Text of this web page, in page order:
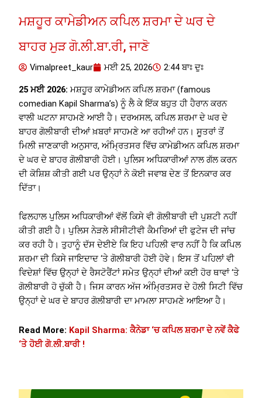
ਮਸ਼ਹੂਰ ਕਾਮੇਡੀਅਨ ਕਪਿਲ ਸ਼ਰਮਾ ਦੇ ਘਰ ਦੇ
ਬਾਹਰ ਮੁੜ ਗੋ.ਲੀ.ਬਾ.ਰੀ, ਜਾਣੋ
Vimalpreet_kaur ਮਈ 25, 2026 2:44 ਬਾਃ ਦੁਃ
25 ਮਈ 2026: ਮਸ਼ਹੂਰ ਕਾਮੇਡੀਅਨ ਕਪਿਲ ਸ਼ਰਮਾ (famous
comedian Kapil Sharma’s) ਨੂੰ ਲੈ ਕੇ ਇੱਕ ਬਹੁਤ ਹੀ ਹੈਰਾਨ ਕਰਨ
ਵਾਲੀ ਘਟਨਾ ਸਾਹਮਣੇ ਆਈ ਹੈ। ਦਰਅਸਲ, ਕਪਿਲ ਸ਼ਰਮਾ ਦੇ ਘਰ ਦੇ
ਬਾਹਰ ਗੋਲੀਬਾਰੀ ਦੀਆਂ ਖ਼ਬਰਾਂ ਸਾਹਮਣੇ ਆ ਰਹੀਆਂ ਹਨ। ਸੂਤਰਾਂ ਤੋਂ
ਮਿਲੀ ਜਾਣਕਾਰੀ ਅਨੁਸਾਰ, ਅੰਮ੍ਰਿਤਸਰ ਵਿੱਚ ਕਾਮੇਡੀਅਨ ਕਪਿਲ ਸ਼ਰਮਾ
ਦੇ ਘਰ ਦੇ ਬਾਹਰ ਗੋਲੀਬਾਰੀ ਹੋਈ। ਪੁਲਿਸ ਅਧਿਕਾਰੀਆਂ ਨਾਲ ਗੱਲ ਕਰਨ
ਦੀ ਕੋਸ਼ਿਸ਼ ਕੀਤੀ ਗਈ ਪਰ ਉਨ੍ਹਾਂ ਨੇ ਕੋਈ ਜਵਾਬ ਦੇਣ ਤੋਂ ਇਨਕਾਰ ਕਰ
ਦਿੱਤਾ।
ਫਿਲਹਾਲ ਪੁਲਿਸ ਅਧਿਕਾਰੀਆਂ ਵੱਲੋਂ ਕਿਸੇ ਵੀ ਗੋਲੀਬਾਰੀ ਦੀ ਪੁਸ਼ਟੀ ਨਹੀਂ
ਕੀਤੀ ਗਈ ਹੈ। ਪੁਲਿਸ ਨੇੜਲੇ ਸੀਸੀਟੀਵੀ ਕੈਮਰਿਆਂ ਦੀ ਫੁਟੇਜ ਦੀ ਜਾਂਚ
ਕਰ ਰਹੀ ਹੈ। ਤੁਹਾਨੂੰ ਦੱਸ ਦੇਈਏ ਕਿ ਇਹ ਪਹਿਲੀ ਵਾਰ ਨਹੀਂ ਹੈ ਕਿ ਕਪਿਲ
ਸ਼ਰਮਾ ਦੀ ਕਿਸੇ ਜਾਇਦਾਦ ‘ਤੇ ਗੋਲੀਬਾਰੀ ਹੋਈ ਹੋਵੇ। ਇਸ ਤੋਂ ਪਹਿਲਾਂ ਵੀ
ਵਿਦੇਸ਼ਾਂ ਵਿੱਚ ਉਨ੍ਹਾਂ ਦੇ ਰੈਸਟੋਰੈਂਟਾਂ ਸਮੇਤ ਉਨ੍ਹਾਂ ਦੀਆਂ ਕਈ ਹੋਰ ਥਾਵਾਂ ‘ਤੇ
ਗੋਲੀਬਾਰੀ ਹੋ ਚੁੱਕੀ ਹੈ। ਜਿਸ ਕਾਰਨ ਅੱਜ ਅੰਮ੍ਰਿਤਸਰ ਦੇ ਹੋਲੀ ਸਿਟੀ ਵਿੱਚ
ਉਨ੍ਹਾਂ ਦੇ ਘਰ ਦੇ ਬਾਹਰ ਗੋਲੀਬਾਰੀ ਦਾ ਮਾਮਲਾ ਸਾਹਮਣੇ ਆਇਆ ਹੈ।
Read More: Kapil Sharma: ਕੈਨੇਡਾ ‘ਚ ਕਪਿਲ ਸ਼ਰਮਾ ਦੇ ਨਵੇਂ ਕੈਫੇ
‘ਤੇ ਹੋਈ ਗੋ.ਲੀ.ਬਾਰੀ !